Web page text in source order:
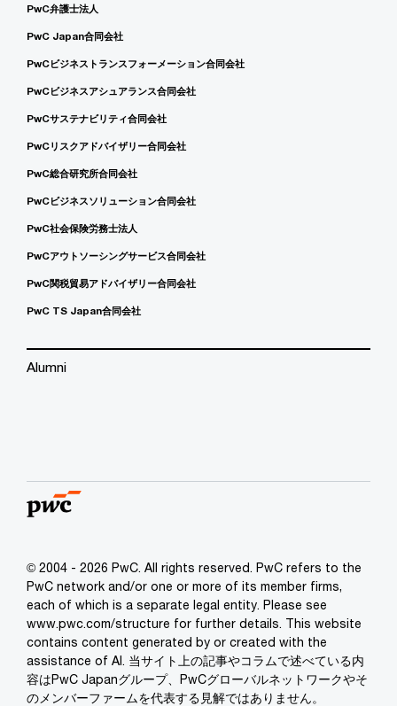
PwC弁護士法人
PwC Japan合同会社
PwCビジネストランスフォーメーション合同会社
PwCビジネスアシュアランス合同会社
PwCサステナビリティ合同会社
PwCリスクアドバイザリー合同会社
PwC総合研究所合同会社
PwCビジネスソリューション合同会社
PwC社会保険労務士法人
PwCアウトソーシングサービス合同会社
PwC関税貿易アドバイザリー合同会社
PwC TS Japan合同会社
Alumni
© 2004 - 2026 PwC. All rights reserved. PwC refers to the
PwC network and/or one or more of its member firms,
each of which is a separate legal entity. Please see
www.pwc.com/structure for further details. This website
contains content generated by or created with the
assistance of AI. 当サイト上の記事やコラムで述べている内
容はPwC Japanグループ、PwCグローバルネットワークやそ
のメンバーファームを代表する見解ではありません。